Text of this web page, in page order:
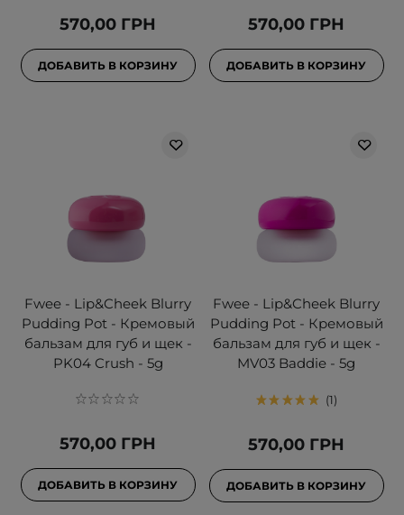
570,00 ГРН
ДОБАВИТЬ В КОРЗИНУ
570,00 ГРН
ДОБАВИТЬ В КОРЗИНУ
Fwee - Lip&Cheek Blurry
Pudding Pot - Кремовый
бальзам для губ и щек -
PK04 Crush - 5g
570,00 ГРН
ДОБАВИТЬ В КОРЗИНУ
Fwee - Lip&Cheek Blurry
Pudding Pot - Кремовый
бальзам для губ и щек -
MV03 Baddie - 5g
1
570,00 ГРН
ДОБАВИТЬ В КОРЗИНУ